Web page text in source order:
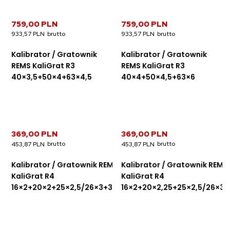
Kalibrator / Gratownik
REMS KaliGrat R3
40×3,5+50×4+63×4,5
759,00 PLN
933,57 PLN
Kalibrator / Gratownik
REMS KaliGrat R3
40×4+50×4,5+63×6
759,00 PLN
933,57 PLN
Kalibrator / Gratownik REMS
KaliGrat R4
16×2+20×2+25×2,5/26×3+32×3
369,00 PLN
453,87 PLN
Kalibrator / Gratownik REMS
KaliGrat R4
16×2+20×2,25+25×2,5/
369,00 PLN
453,87 PLN